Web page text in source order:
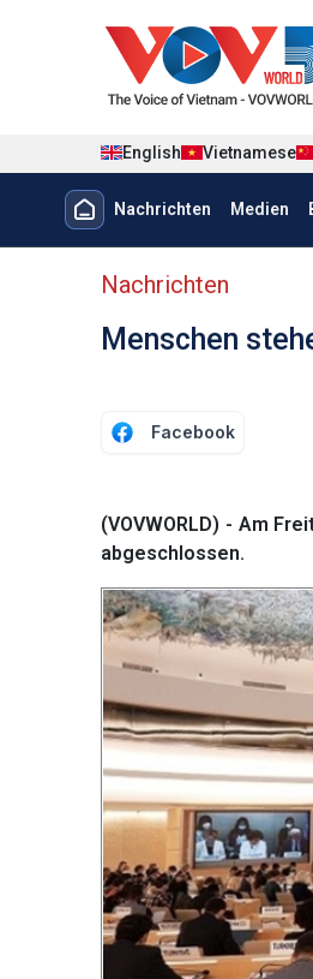
English Vietnamese
Menu trang chủ
Nachrichten Medien
menu phụ tiếng
Nachrichten
Menschen
Facebook
(VOVWORLD) - Am
abgeschlossen.